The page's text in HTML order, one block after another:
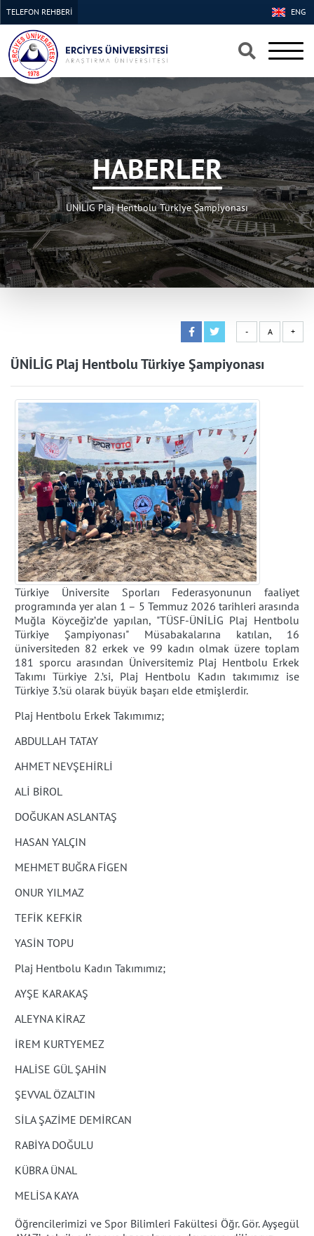
×
×
ENG
TELEFON REHBERİ
HABERLER
ÜNİLİG Plaj Hentbolu Türkiye Şampiyonası
- A +
ÜNİLİG Plaj Hentbolu Türkiye Şampiyonası
Türkiye Üniversite Sporları Federasyonunun faaliyet
programında yer alan 1 – 5 Temmuz 2026 tarihleri arasında
Muğla Köyceğiz’de yapılan, "TÜSF-ÜNİLİG Plaj Hentbolu
Türkiye Şampiyonası" Müsabakalarına katılan, 16
üniversiteden 82 erkek ve 99 kadın olmak üzere toplam
181 sporcu arasından Üniversitemiz Plaj Hentbolu Erkek
Takımı Türkiye 2.’si, Plaj Hentbolu Kadın takımımız ise
Türkiye 3.’sü olarak büyük başarı elde etmişlerdir.
Plaj Hentbolu Erkek Takımımız;
ABDULLAH TATAY
AHMET NEVŞEHİRLİ
ALİ BİROL
DOĞUKAN ASLANTAŞ
HASAN YALÇIN
MEHMET BUĞRA FİGEN
ONUR YILMAZ
TEFİK KEFKİR
YASİN TOPU
Plaj Hentbolu Kadın Takımımız;
AYŞE KARAKAŞ
ALEYNA KİRAZ
İREM KURTYEMEZ
HALİSE GÜL ŞAHİN
ŞEVVAL ÖZALTIN
SİLA ŞAZİME DEMİRCAN
RABİYA DOĞULU
KÜBRA ÜNAL
MELİSA KAYA
Öğrencilerimizi ve Spor Bilimleri Fakültesi Öğr. Gör. Ayşegül